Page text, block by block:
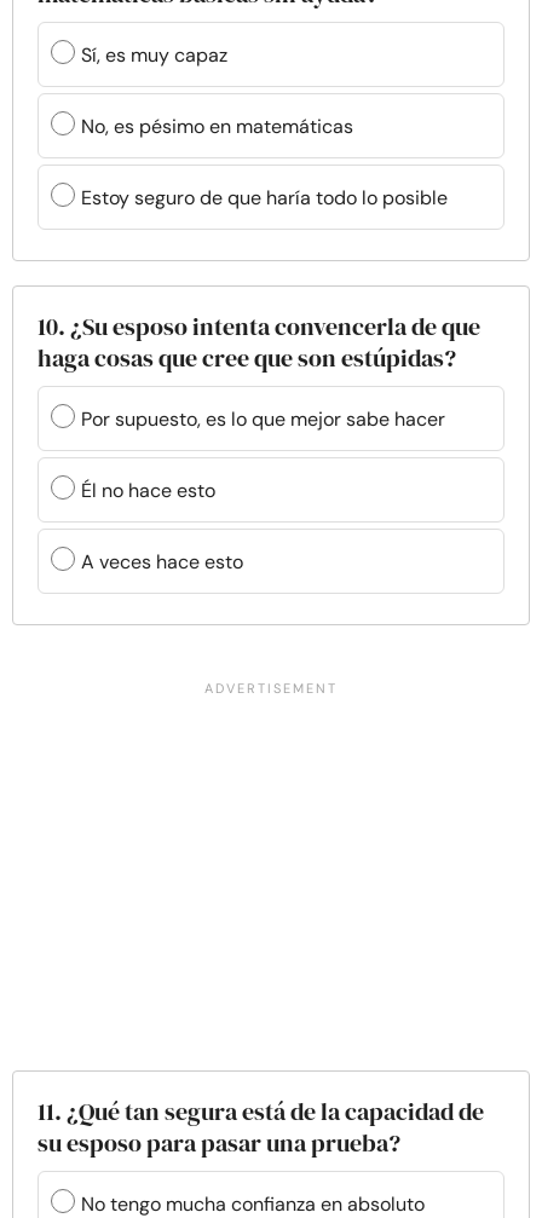
Sí, es muy capaz
No, es pésimo en matemáticas
Estoy seguro de que haría todo lo posible
10. ¿Su esposo intenta convencerla de que
haga cosas que cree que son estúpidas?
Por supuesto, es lo que mejor sabe hacer
Él no hace esto
A veces hace esto
11. ¿Qué tan segura está de la capacidad de
su esposo para pasar una prueba?
No tengo mucha confianza en absoluto